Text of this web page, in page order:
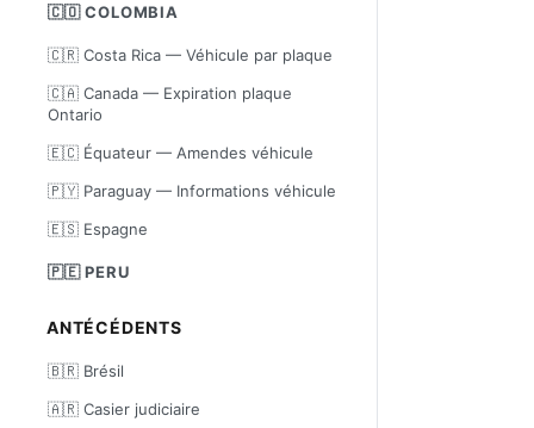
🇨🇴 COLOMBIA
🇨🇷 Costa Rica — Véhicule par plaque
🇨🇦 Canada — Expiration plaque
Ontario
🇪🇨 Équateur — Amendes véhicule
🇵🇾 Paraguay — Informations véhicule
🇪🇸 Espagne
🇵🇪 PERU
ANTÉCÉDENTS
🇧🇷 Brésil
🇦🇷 Casier judiciaire